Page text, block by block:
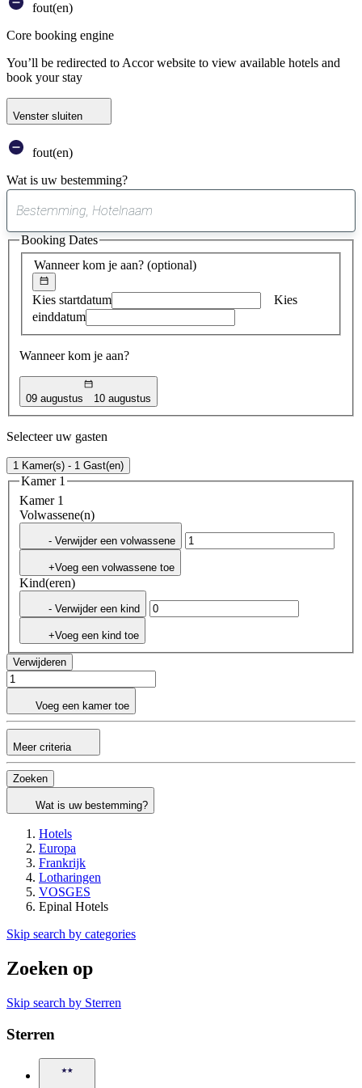
fout(en)
Core booking engine
You’ll be redirected to Accor website to view available hotels and
book your stay
Venster sluiten
fout(en)
Wat is uw bestemming?
suggestie
gevonden
Wanneer kom je aan? (optional)
Kies startdatum
Kies
einddatum
Wanneer kom je aan?
09 augustus 10 augustus
Booking Dates
Selecteer uw gasten
1 Kamer(s) - 1 Gast(en)
Kamer 1
Kamer 1
Volwassene(n)
- Verwijder een volwassene
+Voeg een volwassene toe
Kind(eren)
- Verwijder een kind
+Voeg een kind toe
Verwijderen
Voeg een kamer toe
Meer criteria
Zoeken
Wat is uw bestemming?
Hotels
Europa
Frankrijk
Lotharingen
VOSGES
Epinal Hotels
Skip search by categories
Zoeken op
Skip search by Sterren
Sterren